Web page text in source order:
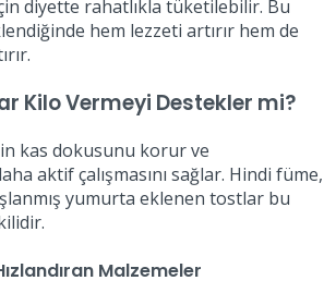
diyette rahatlıkla tüketilebilir. Bu
hem lezzeti artırır hem de
Kilo Vermeyi Destekler mi?
kas dokusunu korur ve
aktif çalışmasını sağlar. Hindi füme,
yumurta eklenen tostlar bu
Malzemeler